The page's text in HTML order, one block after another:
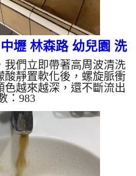
壢 林森路 幼兒園 洗
我們立即帶著高周波清洗
酸靜置軟化後，螺旋脈衝
越來越深，還不斷流出
乾淨出水量也變大了。
除」？ 單靠水壓帶不走
色，反映了不同的居家
老化徵兆。 黑色（氧化
色（銅綠）： 銅合金接
細菌黏液滋生的警訊。
：983